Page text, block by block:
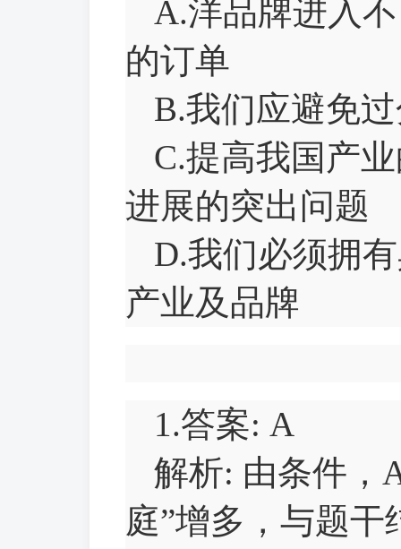
A.洋品牌进入
的订单
B.我们应避免
C.提高我国产
进展的突出问题
D.我们必须拥
产业及品牌
1.答案: A
解析: 由条件，
庭”增多，与题